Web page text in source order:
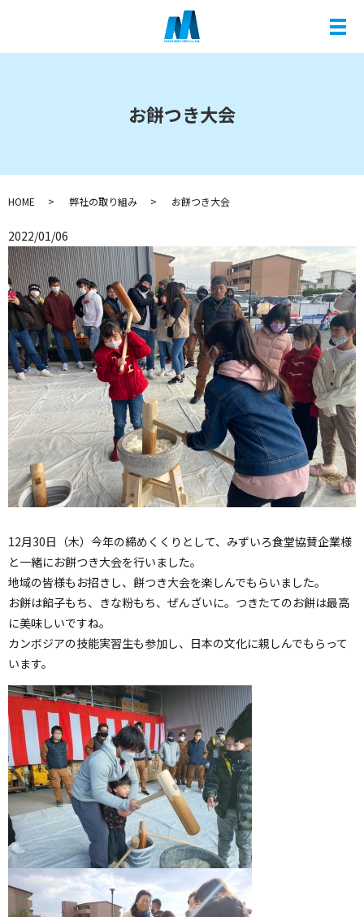
メ
お餅つき大会
HOME 弊社の取り組み お餅つき大会
2022/01/06
12月30日（木）今年の締めくくりとして、みずいろ食堂協賛企業様
と一緒にお餅つき大会を行いました。
地域の皆様もお招きし、餅つき大会を楽しんでもらいました。
お餅は餡子もち、きな粉もち、ぜんざいに。つきたてのお餅は最高
に美味しいですね。
カンボジアの技能実習生も参加し、日本の文化に親しんでもらって
います。